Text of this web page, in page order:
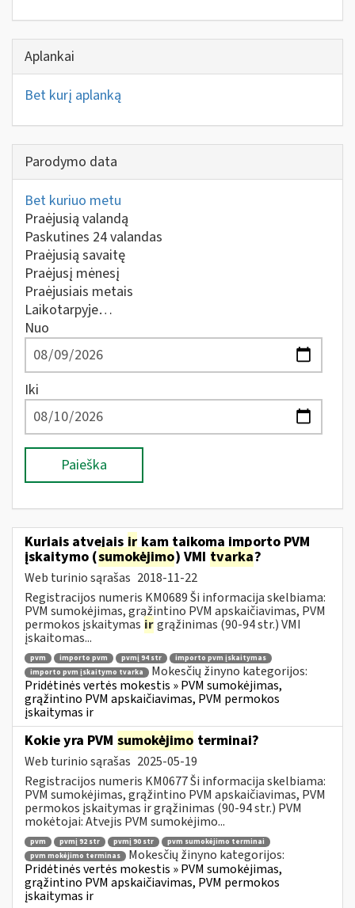
Aplankai
Bet kurį aplanką
Parodymo data
Bet kuriuo metu
Praėjusią valandą
Paskutines 24 valandas
Praėjusią savaitę
Praėjusį mėnesį
Praėjusiais metais
Laikotarpyje…
Nuo
Iki
Paieška
Kuriais atvejais ir kam taikoma importo PVM
įskaitymo (sumokėjimo) VMI tvarka?
Web turinio sąrašas 2018-11-22
Registracijos numeris KM0689 Ši informacija skelbiama:
PVM sumokėjimas, grąžintino PVM apskaičiavimas, PVM
permokos įskaitymas irgrąžinimas (90-94 str.) VMI
įskaitomas...
pvm importo pvm pvmį 94 str
importo pvm įskaitymas
importo pvm įskaitymo tvarka
Mokesčių žinyno kategorijos:
Pridėtinės vertės mokestis » PVM sumokėjimas,
grąžintino PVM apskaičiavimas, PVM permokos
įskaitymas ir
Kokie yra PVM sumokėjimo terminai?
Web turinio sąrašas 2025-05-19
Registracijos numeris KM0677 Ši informacija skelbiama:
PVM sumokėjimas, grąžintino PVM apskaičiavimas, PVM
permokos įskaitymas ir grąžinimas (90-94 str.) PVM
mokėtojai: Atvejis PVM sumokėjimo...
pvm pvmį 92 str pvmį 90 str
pvm sumokėjimo terminai
pvm mokėjimo terminas
Mokesčių žinyno kategorijos:
Pridėtinės vertės mokestis » PVM sumokėjimas,
grąžintino PVM apskaičiavimas, PVM permokos
įskaitymas ir